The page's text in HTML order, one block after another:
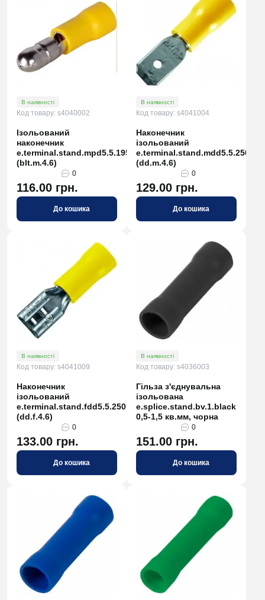
В наявності
Код товару: s4040002
Ізольований
наконечник
e.terminal.stand.mpd5.5.195.yellow
(blt.m.4.6)
0
116.00 грн.
До кошика
В наявності
Код товару: s4041004
Наконечник
ізольований
e.terminal.stand.mdd5.5.250
(dd.m.4.6)
0
129.00 грн.
До кошика
В наявності
Код товару: s4041009
Наконечник
ізольований
e.terminal.stand.fdd5.5.250
(dd.f.4.6)
0
133.00 грн.
До кошика
В наявності
Код товару: s4036003
Гільза з'єднувальна
ізольована
e.splice.stand.bv.1.black
0,5-1,5 кв.мм, чорна
0
151.00 грн.
До кошика